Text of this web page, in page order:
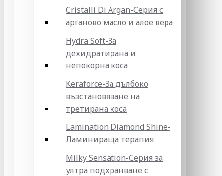
Cristalli Di Argan-Серия с
арганово масло и алое вера
Hydra Soft-За
дехидратирана и
непокорна коса
Keraforce-За дълбоко
възстановяване на
третирана коса
Lamination Diamond Shine-
Ламинираща терапия
Milky Sensation-Серия за
ултра подхранване с